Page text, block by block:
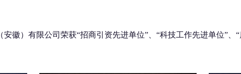
徽）有限公司荣获“招商引资先进单位”、“科技工作先进单位”、